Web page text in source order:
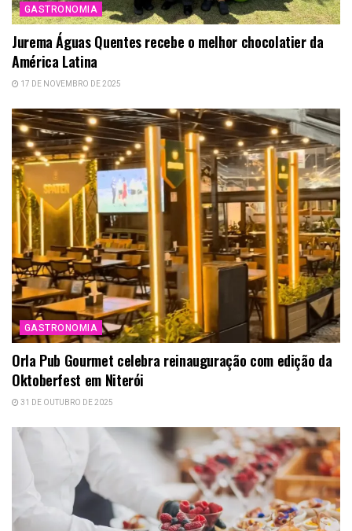
GASTRONOMIA
Jurema Águas Quentes recebe o melhor chocolatier da
América Latina
17 DE NOVEMBRO DE 2025
GASTRONOMIA
Orla Pub Gourmet celebra reinauguração com edição da
Oktoberfest em Niterói
31 DE OUTUBRO DE 2025